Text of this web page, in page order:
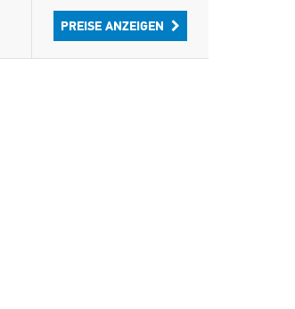
"If you are looking for nice
PREISE ANZEIGEN